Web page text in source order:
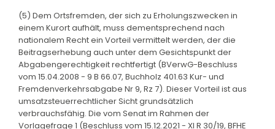
(5) Dem Ortsfremden, der sich zu Erholungszwecken in
einem Kurort aufhält, muss dementsprechend nach
nationalem Recht ein Vorteil vermittelt werden, der die
Beitragserhebung auch unter dem Gesichtspunkt der
Abgabengerechtigkeit rechtfertigt (BVerwG-Beschluss
vom 15.04.2008 - 9 B 66.07, Buchholz 401.63 Kur- und
Fremdenverkehrsabgabe Nr 9, Rz 7). Dieser Vorteil ist aus
umsatzsteuerrechtlicher Sicht grundsätzlich
verbrauchsfähig. Die vom Senat im Rahmen der
Vorlagefrage 1 (Beschluss vom 15.12.2021 - XI R 30/19, BFHE